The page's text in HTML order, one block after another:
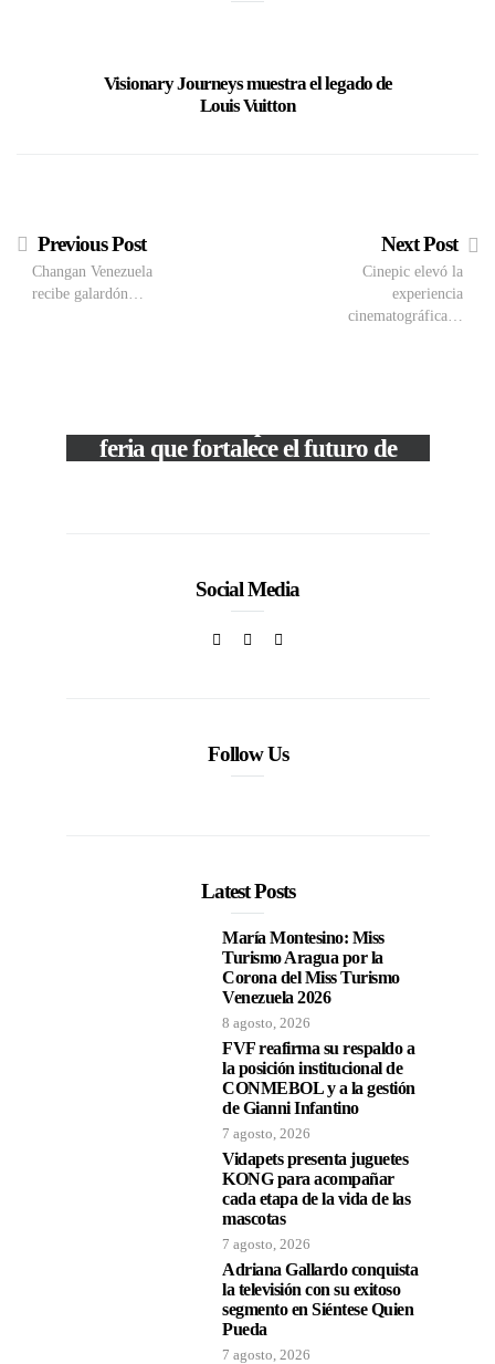
Visionary Journeys muestra el legado de
Louis Vuitton
Previous Post
Changan Venezuela
recibe galardón…
Next Post
Cinepic elevó la
experiencia
cinematográfica…
feria que fortalece el futuro de
Social Media
Follow Us
Latest Posts
María Montesino: Miss
Turismo Aragua por la
Corona del Miss Turismo
Venezuela 2026
8 agosto, 2026
FVF reafirma su respaldo a
la posición institucional de
CONMEBOL y a la gestión
de Gianni Infantino
7 agosto, 2026
Vidapets presenta juguetes
KONG para acompañar
cada etapa de la vida de las
mascotas
7 agosto, 2026
Adriana Gallardo conquista
la televisión con su exitoso
segmento en Siéntese Quien
Pueda
7 agosto, 2026